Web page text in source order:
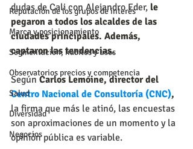
Reputación de los grupos de interés
Marca y posicionamiento
Segmentación, hábitos y usos
Observatorios precios y competencia
Salud
Diversidad
Negocios
dudas de Cali con Alejandro Eder, le
pegaron a todos los alcaldes de las
ciudades principales. Además,
captaron las tendencias.
Según Carlos Lemoine, director del
Centro Nacional de Consultoría (CNC),
la firma que más le atinó, las encuestas
son aproximaciones de un momento y la
opinión pública es variable.